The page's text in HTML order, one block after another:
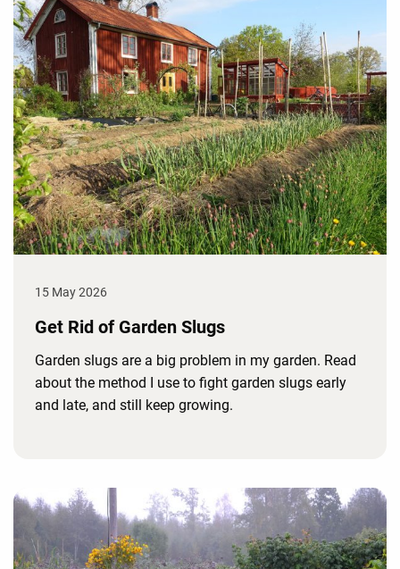
15 May 2026
Get Rid of Garden Slugs
Garden slugs are a big problem in my garden. Read
about the method I use to fight garden slugs early
and late, and still keep growing.